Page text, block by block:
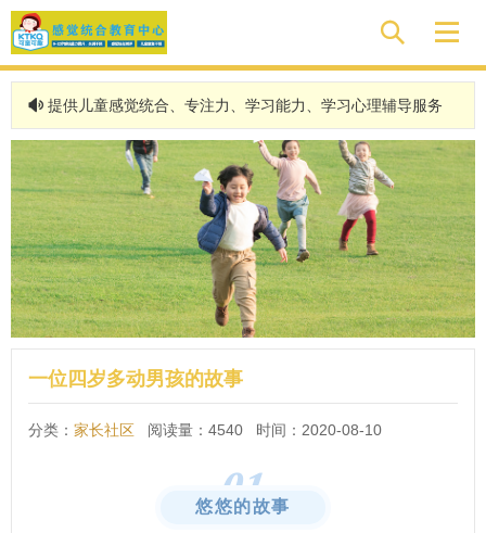


 提供儿童感觉统合、专注力、学习能力、学习心理辅导服务
一位四岁多动男孩的故事
分类： 家长社区 阅读量：4540 时间：2020-08-10
01
悠悠的故事